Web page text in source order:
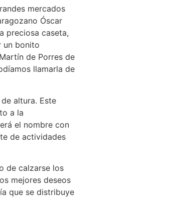
mercados
Óscar
preciosa caseta,
un bonito
de Porres de
llamarla de
altura. Este
a la
el nombre con
de actividades
de calzarse los
mejores deseos
que se distribuye